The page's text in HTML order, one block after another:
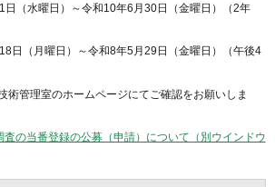
日（水曜日）～令和10年6月30日（金曜日）（2年
日（月曜日）～令和8年5月29日（金曜日）（午後4
術管理室のホームページにてご確認をお願いしま
査の当番登録の公募（申請）について（別ウインドウ